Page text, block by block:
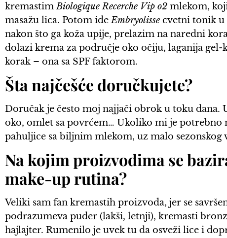
kremastimBiologique Recerche Vip o2 mlekom,
masažu lica. Potom ideEmbryolisse cvetni tonik u
nakon što ga koža upije, prelazim na naredni
dolazi krema za područje oko očiju, laganija
korak – ona sa SPF faktorom.
Šta najčešće doručkujete?
Doručak je često moj najjači obrok u toku dana.
oko, omlet sa povrćem… Ukoliko mi je potrebno
pahuljice sa biljnim mlekom, uz malo sezonskog
Na kojim proizvodima se
make-up rutina?
Veliki sam fan kremastih proizvoda, jer se
podrazumeva puder (lakši, letnji), kremasti
hajlajter. Rumenilo je uvek tu da osveži lice i